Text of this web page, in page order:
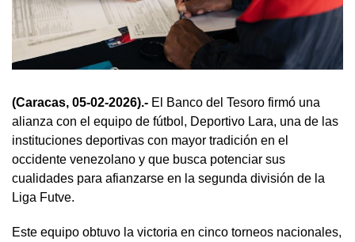
(Caracas, 05-02-2026).- El Banco del Tesoro firmó una
alianza con el equipo de fútbol, Deportivo Lara, una de las
instituciones deportivas con mayor tradición en el
occidente venezolano y que busca potenciar sus
cualidades para afianzarse en la segunda división de la
Liga Futve.
Este equipo obtuvo la victoria en cinco torneos nacionales,